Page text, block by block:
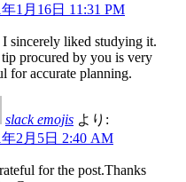
年1月16日 11:31 PM
sincerely liked studying it.
procured by you is very
for accurate planning.
slack emojis より:
年2月5日 2:40 AM
for the post.Thanks